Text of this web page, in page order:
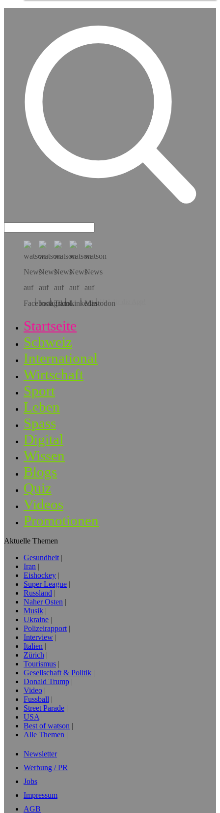
Hol dir die App!
Startseite
Schweiz
International
Wirtschaft
Sport
Leben
Spass
Digital
Wissen
Blogs
Quiz
Videos
Promotionen
Aktuelle Themen
Gesundheit
Iran
Eishockey
Super League
Russland
Naher Osten
Musik
Ukraine
Polizeirapport
Interview
Italien
Zürich
Tourismus
Gesellschaft & Politik
Donald Trump
Video
Fussball
Street Parade
USA
Best of watson
Alle Themen
Newsletter
Werbung / PR
Jobs
Impressum
AGB